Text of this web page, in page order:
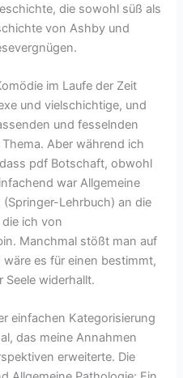
die sowohl süß als
von Ashby und
im Laufe der Zeit
und vielschichtige, und
und fesselnden
Aber während ich
pdf Botschaft, obwohl
war Allgemeine
Lehrbuch) an die
ich von
Manchmal stößt man auf
es für einen bestimmt,
Seele widerhallt.
einfachen Kategorisierung
das meine Annahmen
erweiterte. Die